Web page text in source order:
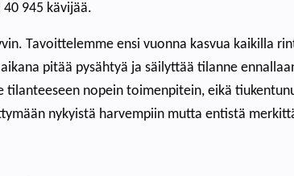
40 945 kävijää.
Tavoittelemme ensi vuonna kasvua kaikilla
pitää pysähtyä ja säilyttää tilanne
tilanteeseen nopein toimenpitein, eikä
nykyistä harvempiin mutta entistä